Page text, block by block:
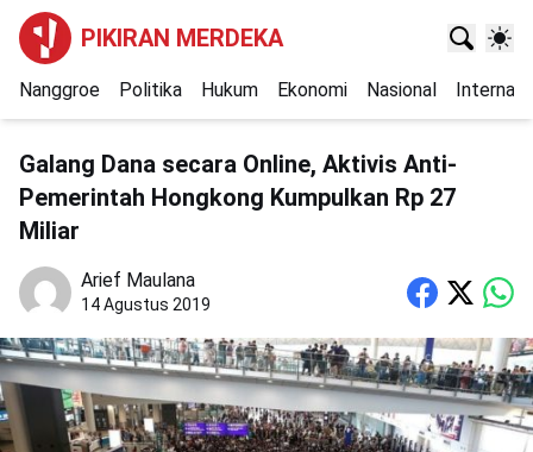
PIKIRAN MERDEKA
Nanggroe Politika Hukum Ekonomi Nasional
Galang Dana secara Online, Aktivis Anti-
Pemerintah Hongkong Kumpulkan Rp 27
Miliar
Arief Maulana
14 Agustus 2019